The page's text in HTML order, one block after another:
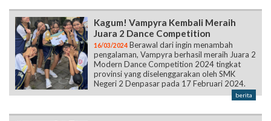
Kagum! Vampyra Kembali Meraih
Juara 2 Dance Competition
16/03/2024 Berawal dari ingin menambah
pengalaman, Vampyra berhasil meraih Juara 2
Modern Dance Competition 2024 tingkat
provinsi yang diselenggarakan oleh SMK
Negeri 2 Denpasar pada 17 Februari 2024.
berita